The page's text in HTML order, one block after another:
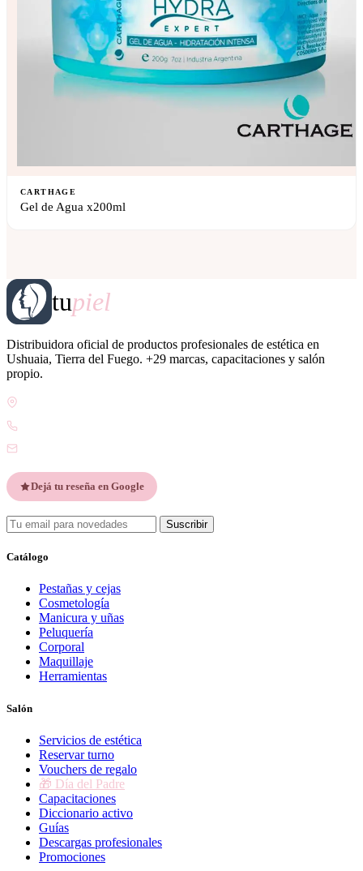
CARTHAGE
Gel de Agua x200ml
tupiel
Distribuidora oficial de productos profesionales de estética en
Ushuaia, Tierra del Fuego. +29 marcas, capacitaciones y salón
propio.
Dejá tu reseña en Google
Suscribir
Catálogo
Pestañas y cejas
Cosmetología
Manicura y uñas
Peluquería
Corporal
Maquillaje
Herramientas
Salón
Servicios de estética
Reservar turno
Vouchers de regalo
🎁 Día del Padre
Capacitaciones
Diccionario activo
Guías
Descargas profesionales
Promociones